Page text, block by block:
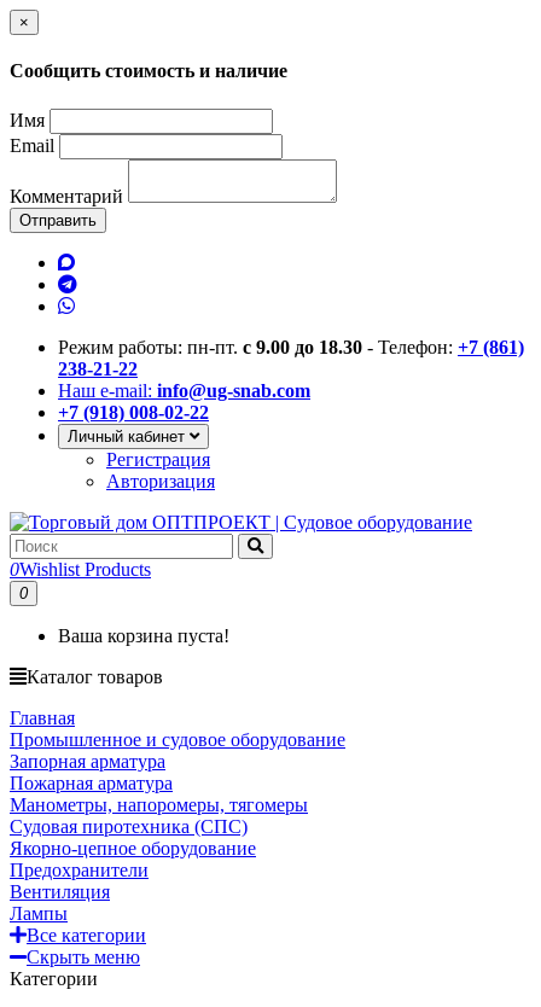
×
Сообщить стоимость и наличие
Имя
Email
Комментарий
Отправить
Режим работы: пн-пт. с 9.00 до 18.30 - Телефон: +7 (861)
238-21-22
Наш e-mail: info@ug-snab.com
+7 (918) 008-02-22
Личный кабинет
Регистрация
Авторизация
0Wishlist Products
0
Ваша корзина пуста!
Каталог товаров
Главная
Промышленное и судовое оборудование
Запорная арматура
Пожарная арматура
Манометры, напоромеры, тягомеры
Судовая пиротехника (СПС)
Якорно-цепное оборудование
Предохранители
Вентиляция
Лампы
Все категории
Скрыть меню
Категории